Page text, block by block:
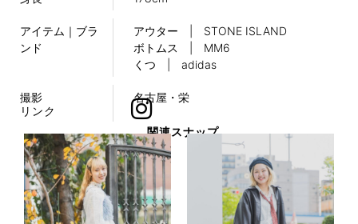
アイテム｜ブラ
ンド
アウター | STONE ISLAND
ボトムス | MM6
くつ | adidas
撮影
名古屋・栄
リンク
関連スナップ